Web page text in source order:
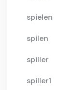
spielen
spilen
spiller
spiller1